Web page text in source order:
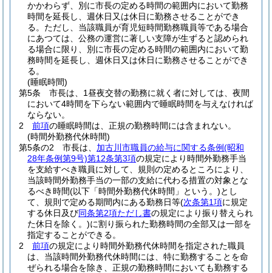
かかわらず、別に市長の定める時間の範囲内において勤務
時間を延長し、週休日又は休日に勤務させることができ
る。 ただし、当該職員が育児短時間勤務職員等である場合
にあつては、公務の運営に著しい支障が生ずると認められ
る場合に限り、別に市長の定める時間の範囲内において勤
務時間を延長し、週休日又は休日に勤務させることができ
る。
(睡眠時間)
第5条
市長は、1昼夜交替の勤務に就く者に対しては、夜間
において4時間を下らない範囲内で睡眠時間を与えなければ
ならない。
2
前項の睡眠時間は、正規の勤務時間には含まれない。
(時間外勤務代休時間)
第5条の2
市長は、 加古川市職員の給与に関する条例(昭和
28年条例第9号)第12条第3項の規定により時間外勤務手当
を支給すべき職員に対して、規則の定めるところにより、
当該時間外勤務手当の一部の支給に代わる措置の対象とな
るべき時間(以下「時間外勤務代休時間」という。)とし
て、規則で定める期間内にある勤務日等(次条第1項に規定
する休日及び同条第2項ただし書の規定により振り替えられ
た休日を除く。)に割り振られた勤務時間の全部又は一部を
指定することができる。
2
前項の規定により時間外勤務代休時間を指定された職員
は、当該時間外勤務代休時間には、特に勤務することを命
ぜられる場合を除き、正規の勤務時間においても勤務する